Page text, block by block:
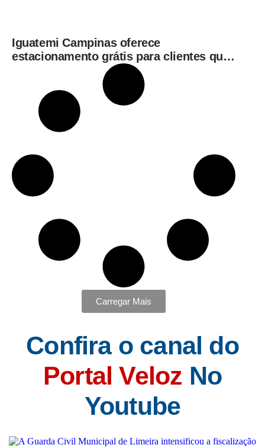
Iguatemi Campinas oferece
estacionamento grátis para clientes que
consumirem em restaurantes
Carregar Mais
Confira o canal do
Portal Veloz No
Youtube